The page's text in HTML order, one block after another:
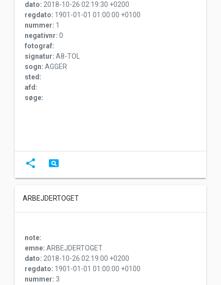
dato: 2018-10-26 02:19:30 +0200
regdato: 1901-01-01 01:00:00 +0100
nummer: 1
negativnr: 0
fotograf:
signatur: A8-TOL
sogn: AGGER
sted:
afd:
søge:
share pageview
ARBEJDERTOGET
note:
emne: ARBEJDERTOGET
dato: 2018-10-26 02:19:00 +0200
regdato: 1901-01-01 01:00:00 +0100
nummer: 3